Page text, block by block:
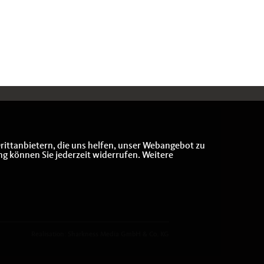
die uns helfen, unser Webangebot zu
können Sie jederzeit widerrufen. Weitere